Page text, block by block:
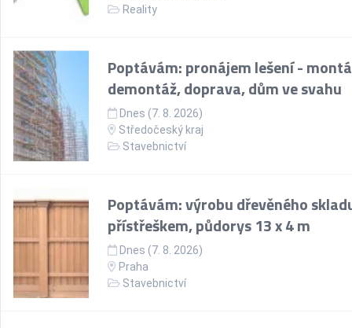
Reality
Poptávám: pronájem lešení -
demontáž, doprava, dům ve svahu
Dnes (7. 8. 2026)
Středočeský kraj
Stavebnictví
Poptávám: výrobu dřevěného
přístřeškem, půdorys 13 x 4 m
Dnes (7. 8. 2026)
Praha
Stavebnictví